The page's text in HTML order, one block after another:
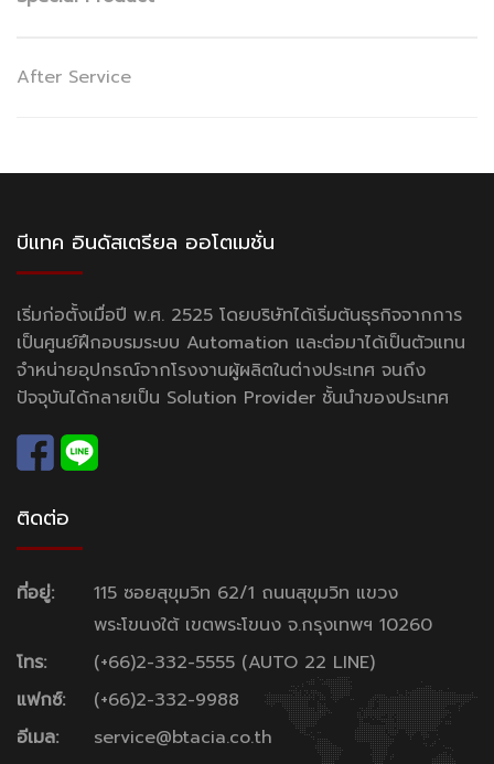
After Service
บีแทค อินดัสเตรียล ออโตเมชั่น
เริ่มก่อตั้งเมื่อปี พ.ศ. 2525 โดยบริษัทได้เริ่มต้นธุรกิจจากการ
เป็นศูนย์ฝึกอบรมระบบ Automation และต่อมาได้เป็นตัวแทน
จำหน่ายอุปกรณ์จากโรงงานผู้ผลิตในต่างประเทศ จนถึง
ปัจจุบันได้กลายเป็น Solution Provider ชั้นนำของประเทศ
ติดต่อ
ที่อยู่:
115 ซอยสุขุมวิท 62/1 ถนนสุขุมวิท แขวง
พระโขนงใต้ เขตพระโขนง จ.กรุงเทพฯ 10260
โทร:
(+66)2-332-5555 (AUTO 22 LINE)
แฟกซ์:
(+66)2-332-9988
อีเมล:
service@btacia.co.th